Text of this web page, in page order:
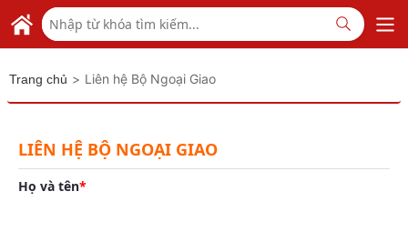
Skip to Main Content
TỔNG LÃNH SỰ QUÁN VIỆT NAM
TẠI THƯỢNG HẢI
Trang chủ > Liên hệ Bộ Ngoại Giao
LIÊN HỆ BỘ NGOẠI GIAO
Họ và tên